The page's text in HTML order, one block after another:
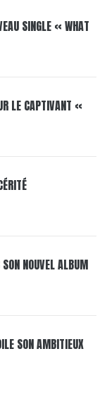
SINGLE « WHAT
LE CAPTIVANT «
NOUVEL ALBUM
SON AMBITIEUX